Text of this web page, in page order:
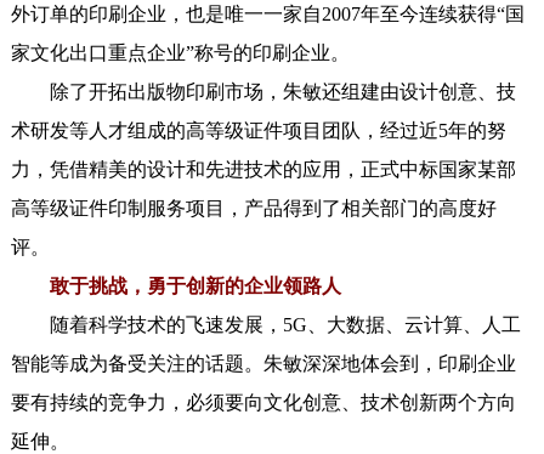
外订单的印刷企业，也是唯一一家自2007年至今连续获得“国
家文化出口重点企业”称号的印刷企业。
除了开拓出版物印刷市场，朱敏还组建由设计创意、技
术研发等人才组成的高等级证件项目团队，经过近5年的努
力，凭借精美的设计和先进技术的应用，正式中标国家某部
高等级证件印制服务项目，产品得到了相关部门的高度好
评。
敢于挑战，勇于创新的企业领路人
随着科学技术的飞速发展，5G、大数据、云计算、人工
智能等成为备受关注的话题。朱敏深深地体会到，印刷企业
要有持续的竞争力，必须要向文化创意、技术创新两个方向
延伸。